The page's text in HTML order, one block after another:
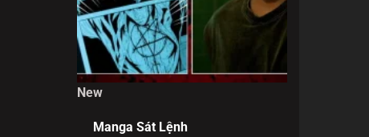
New
Manga Sát Lệnh